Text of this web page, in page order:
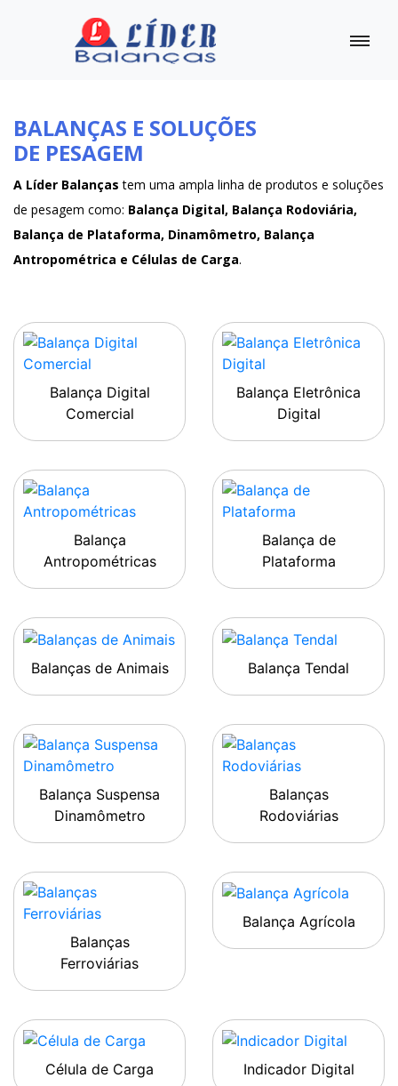
BALANÇAS E SOLUÇÕES
DE PESAGEM
A Líder Balanças tem uma ampla linha de produtos e soluções
de pesagem como: Balança Digital, Balança Rodoviária,
Balança de Plataforma, Dinamômetro, Balança
Antropométrica e Células de Carga.
Balança Digital
Comercial
Balança Eletrônica
Digital
Balança
Antropométricas
Balança de
Plataforma
Balanças de Animais Balança Tendal
Balança Suspensa
Dinamômetro
Balanças
Rodoviárias
Balanças
Ferroviárias
Balança Agrícola
Célula de Carga Indicador Digital